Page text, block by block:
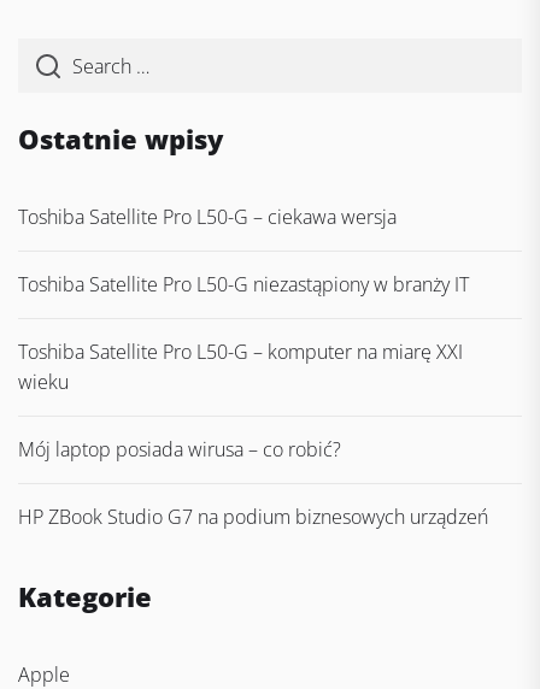
Ostatnie wpisy
Toshiba Satellite Pro L50-G – ciekawa wersja
Toshiba Satellite Pro L50-G niezastąpiony w branży IT
Toshiba Satellite Pro L50-G – komputer na miarę XXI
wieku
Mój laptop posiada wirusa – co robić?
HP ZBook Studio G7 na podium biznesowych urządzeń
Kategorie
Apple